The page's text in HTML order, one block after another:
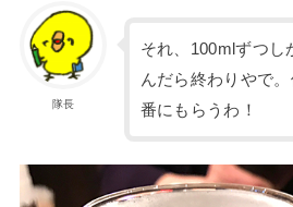
隊長
それ、100mlずつし
んだら終わりやで
番にもらうわ！